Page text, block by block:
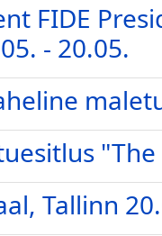
FIDE
- 20.05.
Tallinn